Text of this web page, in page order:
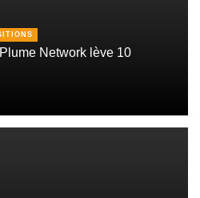
Network lève 10